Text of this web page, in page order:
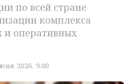
по всей стране
комплекса
и оперативных
2026, 9:00